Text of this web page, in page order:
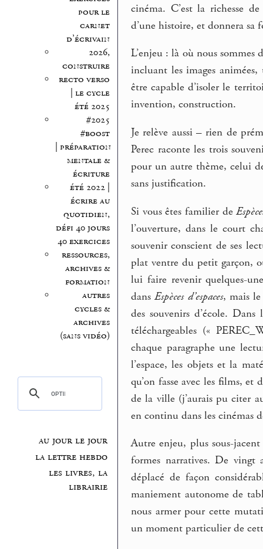
pour le
carnet
d’écrivain
2026,
construire
recto verso
| le cycle
été 2025
#2025
#boost
| préparation
mentale &
écriture
été 2022 |
écrire au
quotidien,
défi 40 jours
40 exercices
ressources,
archives &
formation
autres
cycles &
archives
(sans vidéo)
au jour le jour
la lettre hebdo
les livres, la
librairie
cinéma. C’est la richesse
d’une histoire, et donnera sa
L’enjeu : là où nous
incluant les images
être capable d’isoler le
invention, construction.
Je relève aussi – rien de
Perec raconte les trois
pour un autre thème, celui
sans justification.
Si vous êtes familier de
l’ouverture, dans le court
souvenir conscient de ses
plat ventre du petit garçon,
lui faire revenir quelques-
dansEspèces d’espaces, mais
des souvenirs d’école.
téléchargeables («
chaque paragraphe une
l’espace, les objets et la
qu’on fasse avec les films,
de la ville (j’aurais pu citer
en continu dans les cinémas
Autre enjeu, plus sous-
formes narratives. De vingt
déplacé de façon
maniement autonome de
nous armer pour cette
un moment particulier de